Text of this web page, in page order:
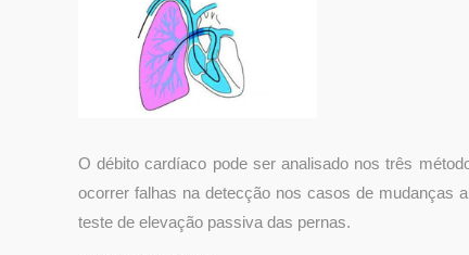
O débito cardíaco pode ser analisado nos três
ocorrer falhas na detecção nos casos de mudanças
teste de elevação passiva das pernas.